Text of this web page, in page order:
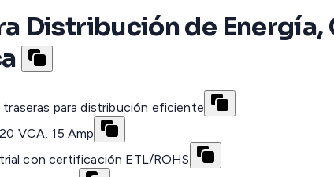
Distribución de Energía,
traseras para distribución eficiente
VCA, 15 Amp
con certificación ETL/ROHS